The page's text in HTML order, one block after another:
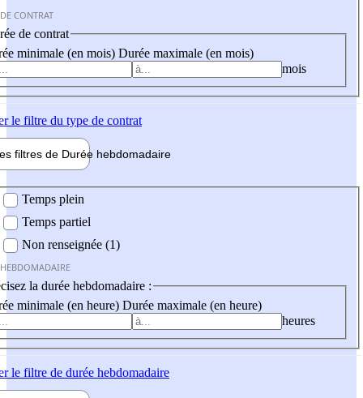
CONTRAT
de contrat
minimale (en mois) Durée maximale (en mois)
mois
le filtre du type de contrat
filtres de Durée hebdomadaire
Temps plein
Temps partiel
Non renseignée (1)
la durée hebdomadaire :
minimale (en heure) Durée maximale (en heure)
heures
le filtre de durée hebdomadaire